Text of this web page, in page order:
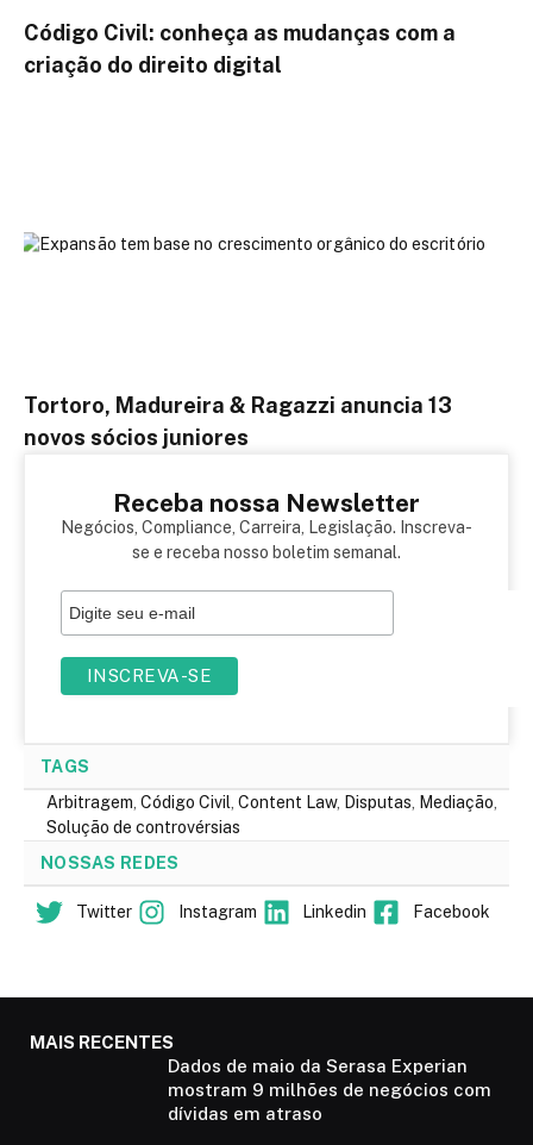
Código Civil: conheça as mudanças com a
criação do direito digital
Tortoro, Madureira & Ragazzi anuncia 13
novos sócios juniores
Receba nossa Newsletter
Negócios, Compliance, Carreira, Legislação. Inscreva-
se e receba nosso boletim semanal.
TAGS
Arbitragem Código Civil Content Law, Disputas Mediação
Solução de controvérsias
NOSSAS REDES
Twitter Instagram Linkedin Facebook
MAIS RECENTES
Dados de maio da Serasa Experian
mostram 9 milhões de negócios com
dívidas em atraso